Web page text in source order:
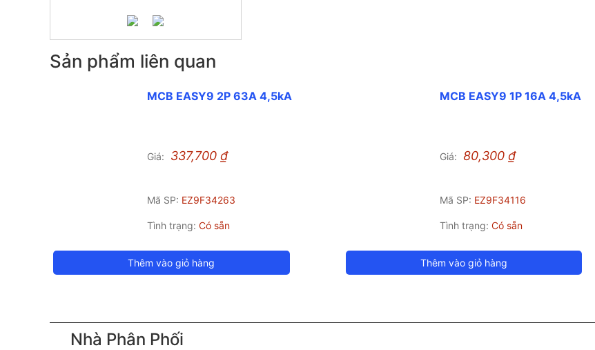
Sản phẩm liên quan
MCB EASY9 2P 63A 4,5kA
Giá: 337,700₫
Mã SP: EZ9F34263
Tình trạng:Có sẵn
Thêm vào giỏ hàng
MCB EASY9 1P 16A 4,5kA
Giá: 80,300 ₫
Mã SP: EZ9F34116
Tình trạng: Có sẵn
Thêm vào giỏ hàng
Nhà Phân Phối